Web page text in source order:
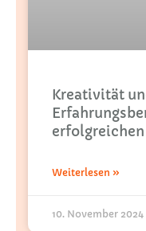
Kreativität
Weiterlesen »
10. November 2024